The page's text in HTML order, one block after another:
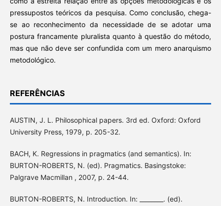
pressupostos teóricos da pesquisa. Como conclusão, chega-
se ao reconhecimento da necessidade de se adotar uma
postura francamente pluralista quanto à questão do método,
mas que não deve ser confundida com um mero anarquismo
metodológico.
REFERÊNCIAS
AUSTIN, J. L. Philosophical papers. 3rd ed. Oxford: Oxford
University Press, 1979, p. 205-32.
BACH, K. Regressions in pragmatics (and semantics). In:
BURTON-ROBERTS, N. (ed). Pragmatics. Basingstoke:
Palgrave Macmillan , 2007, p. 24-44.
BURTON-ROBERTS, N. Introduction. In: ________. (ed).